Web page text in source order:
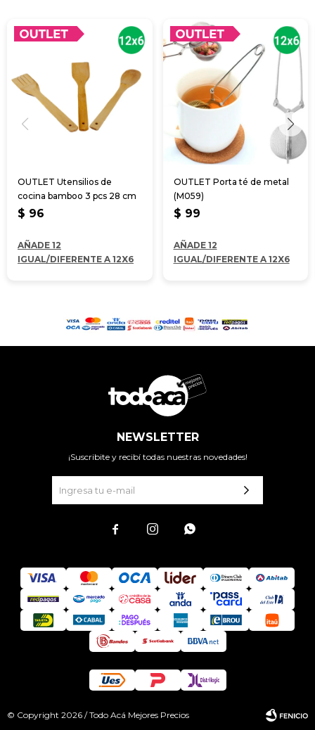
OUTLET Utensilios de
cocina bamboo 3 pcs 28 cm
$ 96
AÑADE 12
IGUAL/DIFERENTE A 12X6
OUTLET Porta té de metal
(M059)
$ 99
AÑADE 12
IGUAL/DIFERENTE A 12X6
NEWSLETTER
¡Suscribite y recibí todas nuestras novedades!
  
© Copyright 2026 / Todo Acá Mejores Precios